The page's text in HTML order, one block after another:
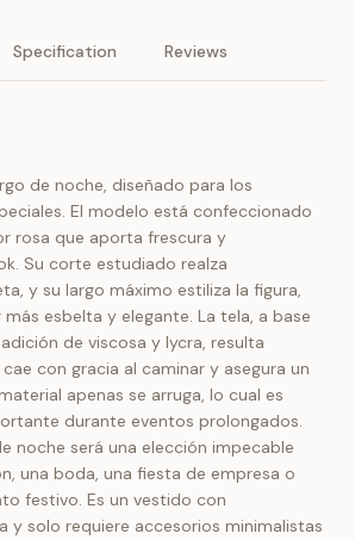
Specification Reviews
de noche, diseñado para los
El modelo está confeccionado
rosa que aporta frescura y
Su corte estudiado realza
y su largo máximo estiliza la figura,
esbelta y elegante. La tela, a base
de viscosa y lycra, resulta
con gracia al caminar y asegura un
apenas se arruga, lo cual es
durante eventos prolongados.
noche será una elección impecable
una boda, una fiesta de empresa o
festivo. Es un vestido con
y solo requiere accesorios minimalistas